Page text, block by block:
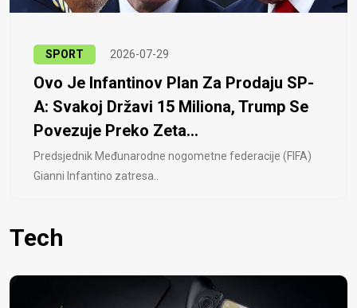
SPORT 2026-07-29
Ovo Je Infantinov Plan Za Prodaju SP-
A: Svakoj Državi 15 Miliona, Trump Se
Povezuje Preko Zeta...
Predsjednik Međunarodne nogometne federacije (FIFA)
Gianni Infantino zatresa..
Tech